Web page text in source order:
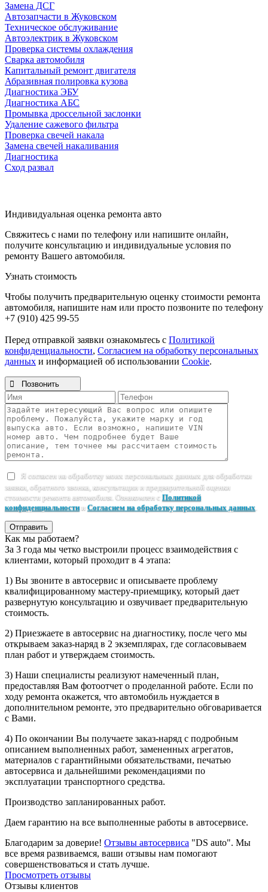
Замена ДСГ
Автозапчасти в Жуковском
Техническое обслуживание
Автоэлектрик в Жуковском
Проверка системы охлаждения
Сварка автомобиля
Капитальный ремонт двигателя
Абразивная полировка кузова
Диагностика ЭБУ
Диагностика АБС
Промывка дроссельной заслонки
Удаление сажевого фильтра
Проверка свечей накала
Замена свечей накаливания
Диагностика
Сход развал
Индивидуальная оценка ремонта авто
Свяжитесь с нами по телефону или напишите онлайн,
получите консультацию и индивидуальные условия по
ремонту Вашего автомобиля.
Узнать стоимость
Чтобы получить предварительную оценку стоимости ремонта
автомобиля, напишите нам или просто позвоните по телефону
+7 (910) 425 99-55
Перед отправкой заявки ознакомьтесь с Политикой
конфиденциальности, Согласием на обработку персональных
данных и информацией об использовании Cookie.
 Позвонить
Я согласен на обработку моих персональных данных для обработки
заявки, обратного звонка, консультации и предварительной оценки
стоимости ремонта автомобиля. Ознакомлен с Политикой
конфиденциальностии Согласием на обработку персональных данных
Отправить
Как мы работаем?
За 3 года мы четко выстроили процесс взаимодействия с
клиентами, который проходит в 4 этапа:
1) Вы звоните в автосервис и описываете проблему
квалифицированному мастеру-приемщику, который дает
развернутую консультацию и озвучивает предварительную
стоимость.
2) Приезжаете в автосервис на диагностику, после чего мы
открываем заказ-наряд в 2 экземплярах, где согласовываем
план работ и утверждаем стоимость.
3) Наши специалисты реализуют намеченный план,
предоставляя Вам фотоотчет о проделанной работе. Если по
ходу ремонта окажется, что автомобиль нуждается в
дополнительном ремонте, это предварительно обговаривается
с Вами.
4) По окончании Вы получаете заказ-наряд с подробным
описанием выполненных работ, замененных агрегатов,
материалов с гарантийными обязательствами, печатью
автосервиса и дальнейшими рекомендациями по
эксплуатации транспортного средства.
Производство запланированных работ.
Даем гарантию на все выполненные работы в автосервисе.
Благодарим за доверие! Отзывы автосервиса "DS auto". Мы
все время развиваемся, ваши отзывы нам помогают
совершенствоваться и стать лучше.
Просмотреть отзывы
Отзывы клиентов